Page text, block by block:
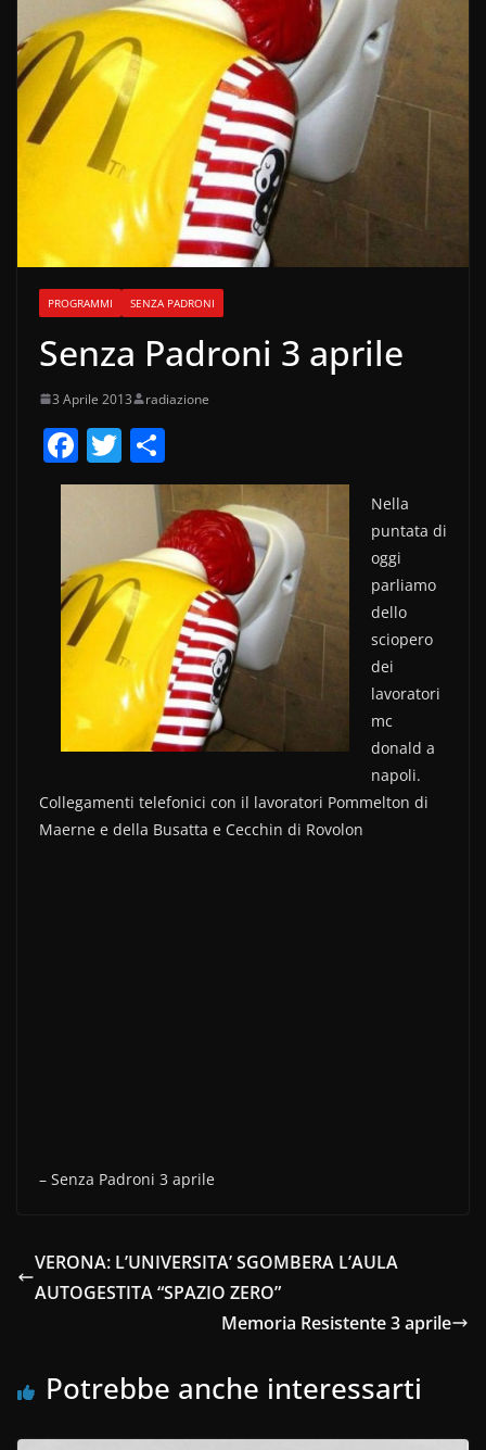
PROGRAMMI SENZA PADRONI
Senza Padroni 3 aprile
3 Aprile 2013 radiazione
F
a
b
o
o
T
w
er
o
n
di
vi
di
Nella
puntata di
oggi
parliamo
dello
sciopero
dei
lavoratori
mc
donald a
napoli.
Collegamenti telefonici con il lavoratori Pommelton di
Maerne e della Busatta e Cecchin di Rovolon
– Senza Padroni 3 aprile
VERONA: L’UNIVERSITA’ SGOMBERA L’AULA
AUTOGESTITA “SPAZIO ZERO”
Memoria Resistente 3 aprile
Potrebbe anche interessarti